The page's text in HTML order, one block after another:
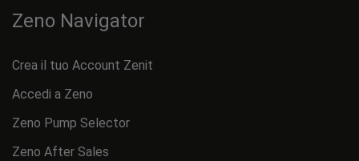
Zeno Navigator
Crea il tuo Account Zenit
Accedi a Zeno
Zeno Pump Selector
Zeno After Sales